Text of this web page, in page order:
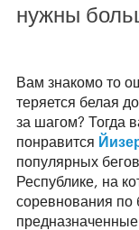
нужны
Вам знакомо то
теряется белая
за шагом? Тогда
понравится
популярных
Республике, на
соревнования по